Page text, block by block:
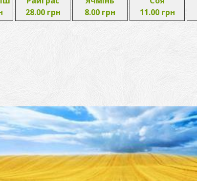
28.00 грн
8.00 грн
11.00 грн